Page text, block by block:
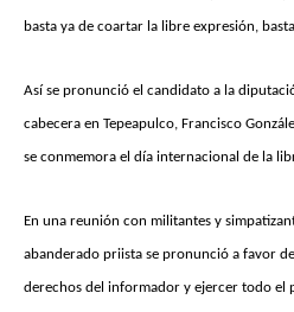
basta ya de coartar la libre expresión,
Así se pronunció el candidato a la
cabecera en Tepeapulco, Francisco
se conmemora el día internacional de la
En una reunión con militantes y
abanderado priista se pronunció a favor
derechos del informador y ejercer todo el